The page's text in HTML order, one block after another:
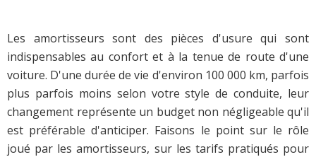
Les amortisseurs sont des pièces d'usure qui sont
indispensables au confort et à la tenue de route d'une
voiture. D'une durée de vie d'environ 100 000 km, parfois
plus parfois moins selon votre style de conduite, leur
changement représente un budget non négligeable qu'il
est préférable d'anticiper. Faisons le point sur le rôle
joué par les amortisseurs, sur les tarifs pratiqués pour